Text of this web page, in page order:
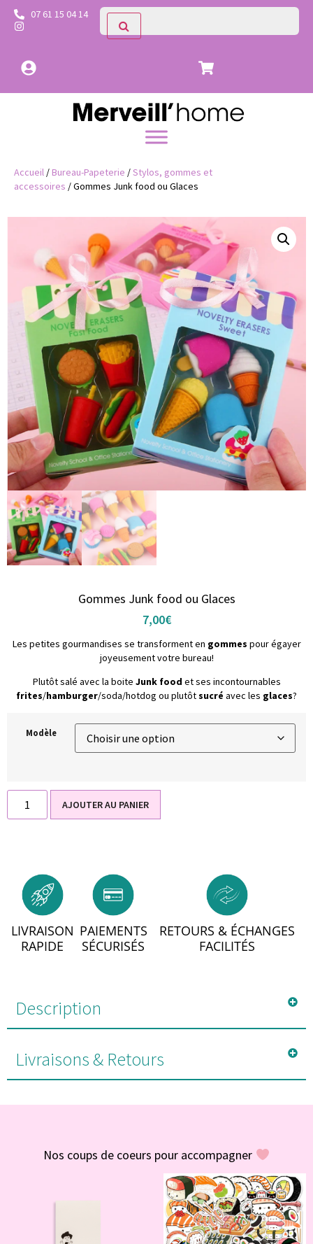
07 61 15 04 14
Accueil /Bureau-Papeterie /Stylos, gommes et
accessoires / Gommes Junk food ou Glaces
Gommes Junk food ou Glaces
7,00€
Les petites gourmandises se transforment en gommes pour égayer
joyeusement votre bureau!
Plutôt salé avec la boite Junk food et ses incontournables
frites/hamburger/soda/hotdog ou plutôtsucré avec les glaces?
Modèle
AJOUTER AU PANIER
LIVRAISON
RAPIDE
PAIEMENTS
SÉCURISÉS
RETOURS & ÉCHANGES
FACILITÉS
Description
Livraisons & Retours
Nos coups de coeurs pour accompagner